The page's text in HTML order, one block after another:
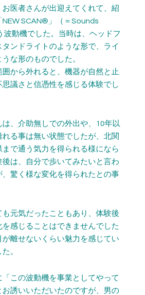
お医者さんが出迎えてくれて、紹
NEW SCAN®」（＝Sounds
動機でした。当時は、ヘッドフ
タンドライトのような形で、ライ
うな形のものでした。
から外れると、機器が自然と止
思議さと信憑性を感じる体験でし
は、介助無しでの外出や、10年以
れる事は無い状態でしたが、北関
で通う気力を得られる様になら
は、自分で歩いてみたいと言わ
、驚く様な変化を得られたとの事
元気だったこともあり、体験後
を感じることはできませんでした
が離せないくらい魅力を感じてい
。
「この波動機を事業としてやって
お誘いいただいたのですが、男の